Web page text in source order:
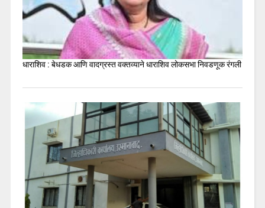
धाराशिव : बेधडक आणि वादग्रस्त वक्तव्याने धाराशिव लोकसभा निवडणूक रंगली